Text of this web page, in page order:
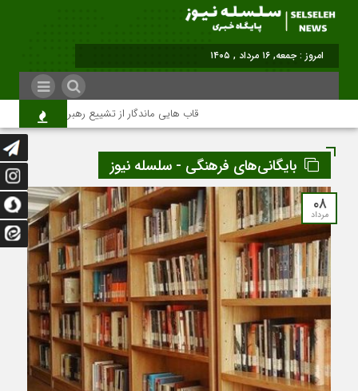
امروز : جمعه, ۱۶ مرداد , ۱۴۰۵
قاب هایی ماندگار از تشییع رهبر شهید در تهران
بایگانی‌های فرهنگی - سلسله نیوز
۰۸
مرداد